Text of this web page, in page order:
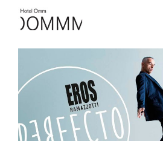
l’Hôtel
Roca Barcelona
Spa
Lobby & Club
Évènements